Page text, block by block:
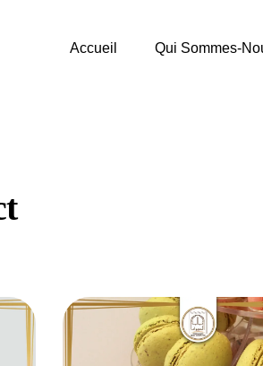
Accueil Qui Sommes-